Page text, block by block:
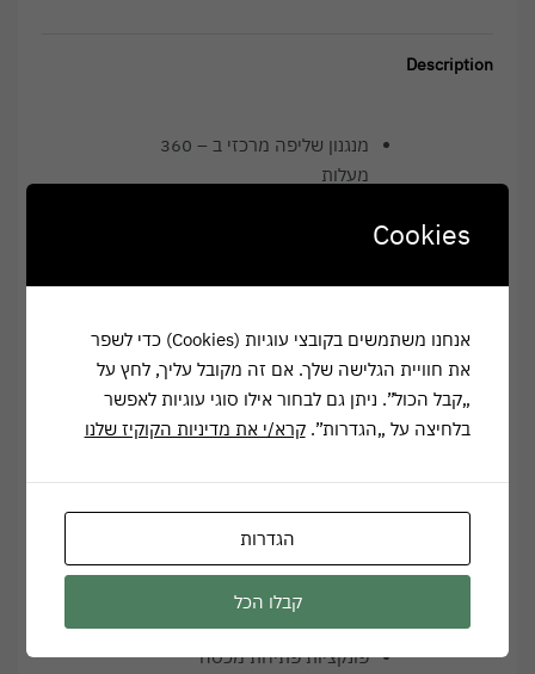
Description
מנגנון שליפה מרכזי ב – 360
מעלות
צבעים: ירוק או לבן
מנגנון כיבוי אוטומטי
מתג הפעלה LED
עיצוב עץ ייחודי בבסיס הגוף
ובידית הקומקום
גוף חימום נסתר המונע אבנית
פונקציות פתיחת מכסה
Cookies
אנחנו משתמשים בקובצי עוגיות (Cookies) כדי לשפר
את חוויית הגלישה שלך. אם זה מקובל עליך, לחץ על
„קבל הכול”. ניתן גם לבחור אילו סוגי עוגיות לאפשר
בלחיצה על „הגדרות”.קרא/י את מדיניות הקוקיז שלנו
הגדרות
קבלו הכל